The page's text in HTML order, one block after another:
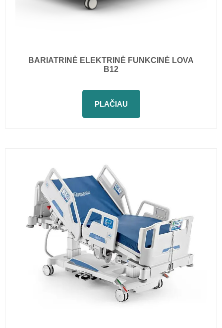
BARIATRINĖ ELEKTRINĖ FUNKCINĖ LOVA
B12
PLAČIAU